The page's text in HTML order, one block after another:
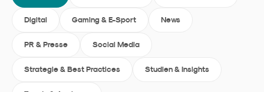
Digital Gaming & E-Sport News
PR & Presse Social Media
Strategie & Best Practices Studien & Insights